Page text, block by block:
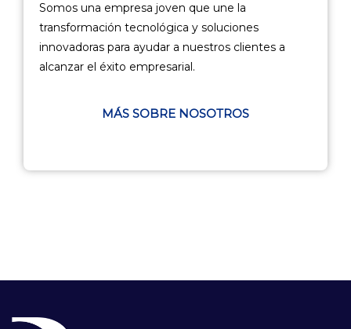
Somos una empresa joven que une la
transformación tecnológica y soluciones
innovadoras para ayudar a nuestros clientes a
alcanzar el éxito empresarial.
MÁS SOBRE NOSOTROS